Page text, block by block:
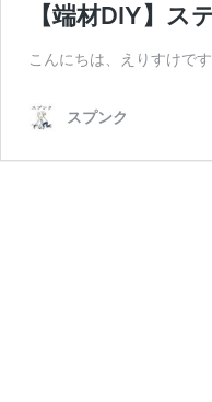
【端材DIY】
こんにちは、えりすけで
スプンク